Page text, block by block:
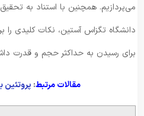
دانشگاه تگزاس آستین، نکات کلیدی را
برای رسیدن به حداکثر حجم و قدرت
مقالات مرتبط: پروتئین